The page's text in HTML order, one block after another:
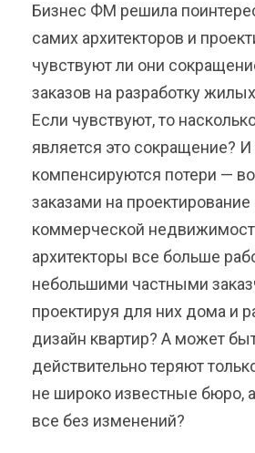
Бизнес ФМ решила
самих архитекторов и
чувствуют ли они
заказов на разработку
Если чувствуют, то
является это сокращение?
компенсируются потери —
заказами на
коммерческой
архитекторы все больше
небольшими частными
проектируя для них дома и
дизайн квартир? А может
действительно теряют
не широко известные бюро, а
все без изменений?